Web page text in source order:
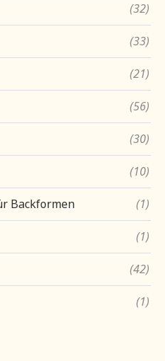
(32)
(33)
(21)
(56)
(30)
(10)
Backformen (1)
(1)
(42)
(1)